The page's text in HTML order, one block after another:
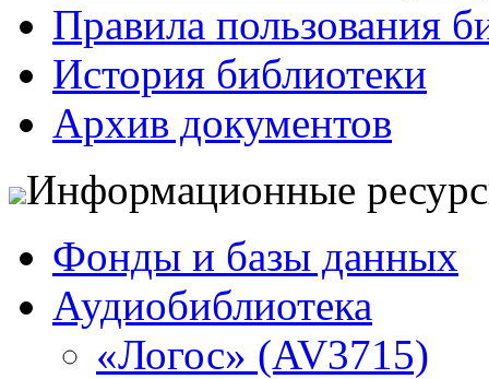
Правила пользования
История библиотеки
Архив документов
Информационные
Фонды и базы данных
Аудиобиблиотека
«Логос» (AV3715)